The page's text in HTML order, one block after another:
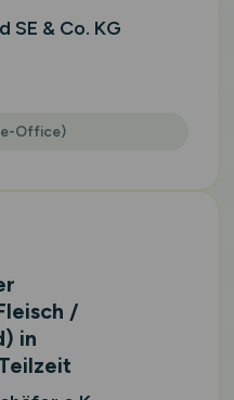
SE & Co. KG
Office)
/
in